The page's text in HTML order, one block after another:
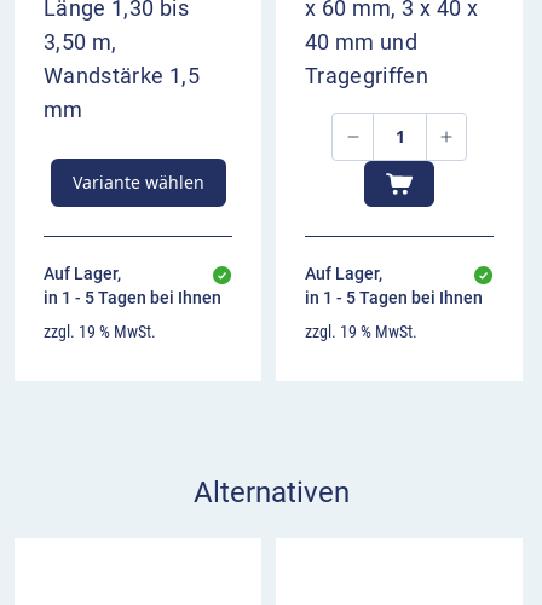
Länge 1,30 bis
3,50 m,
Wandstärke 1,5
mm
Variante wählen
Auf Lager,
in 1 - 5 Tagen bei Ihnen
zzgl. 19 % MwSt.
x 60 mm, 3 x 40 x
40 mm und
Tragegriffen
Auf Lager,
in 1 - 5 Tagen bei Ihnen
zzgl. 19 % MwSt.
Alternativen